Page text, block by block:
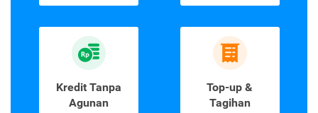
Kredit Tanpa
Agunan
Top-up &
Tagihan